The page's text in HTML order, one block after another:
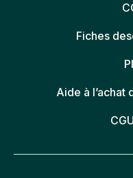
Fiches
Aide à l’achat